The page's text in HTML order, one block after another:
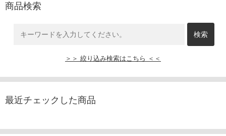
商品検索
＞＞ 絞り込み検索はこちら ＜＜
最近チェックした商品